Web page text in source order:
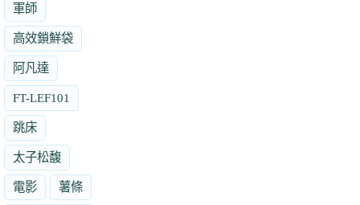
軍師
高效鎖鮮袋
阿凡達
FT-LEF101
跳床
太子松馥
電影 薯條